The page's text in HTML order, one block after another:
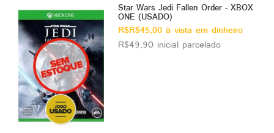
Star Wars Jedi Fallen Order - XBOX
ONE (USADO)
R$R$45,00 à vista em dinheiro
R$49,90 inicial parcelado